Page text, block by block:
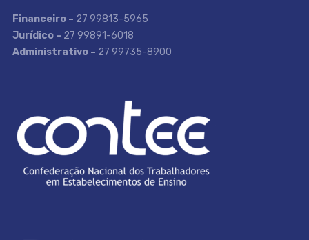
Financeiro – 27 99813-5965
Jurídico – 27 99891-6018
Administrativo – 27 99735-8900